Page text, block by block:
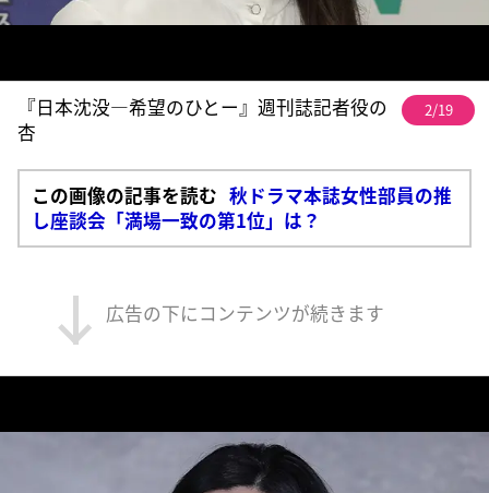
『日本沈没―希望のひとー』週刊誌記者役の
杏
2/19
この画像の記事を読む 秋ドラマ本誌女性部員の推
し座談会「満場一致の第1位」は？
広告の下にコンテンツが続きます